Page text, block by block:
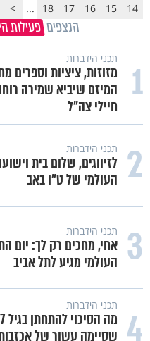
14
15
16
17
18
...
>
הנצפים פעילות
1 תכני הידברות
מזוזות, ציציות וספרים
המיזם שיביא שמירה
חיילי צה"ל
2 תכני הידברות
לזיווגים, שלום בית
העולמי של ט"ו באב
3 תכני הידברות
אחי, מחכים רק לך: יום
העולמי מגיע לתל אביב
4 תכני הידברות
שסיימה עשור של